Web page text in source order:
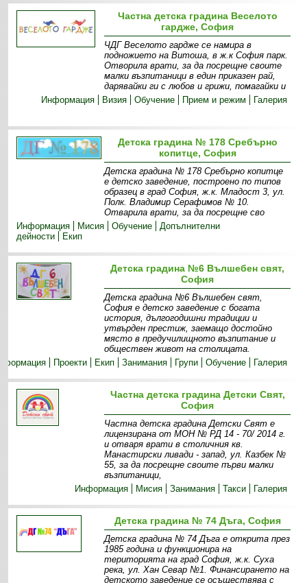
Частна детска градина Веселото
гардже, София
ЧДГ Веселото гардже се намира в
подножието на Витоша, в ж.к София парк.
Отворила врати, за да посрещне своите
малки възпитаници в един приказен рай,
дарявайки ги с любов и грижи, помагайки и
Информация
Визия Обучение Прием и режим Галерия
Детска градина № 178 Сребърно
копитце, София
Детска градина № 178 Сребърно копитце
е детско заведение, построено по типов
образец в град София, ж.к. Младост 3, ул.
Полк. Владимир Серафимов № 10.
Отварила врати, за да посрещне сво
Информация
Мисия Обучение
Допълнителни
дейности
Екип
Детска градина №6 Вълшебен свят,
София
Детска градина №6 Вълшебен свят,
София е детско заведение с богата
история, дългогодишни традиции и
утвърден престиж, заемащо достойно
място в предучилищното възпитание и
обществен живот на столицата.
Проекти Екип Занимания Групи Обучение Галерия
Частна детска градина Детски Свят,
София
Частна детска градина Детски Свят е
лицензирана от МОН № РД 14 - 70/ 2014 г.
и отваря врати в столичния кв.
Манастирски ливади - запад, ул. Казбек №
55, за да посрещне своите първи малки
възпитаници,
Информация
Мисия Занимания Такси Галерия
Детска градина № 74 Дъга, София
Детска градина № 74 Дъга е открита през
1985 година и функционира на
територията на град София, ж.к. Суха
река, ул. Хан Севар №1. Финансирането на
детското заведение се осъществява с